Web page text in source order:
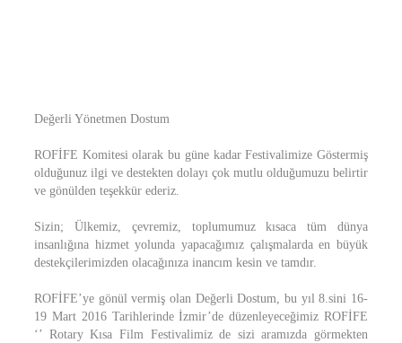
Değerli Yönetmen Dostum
ROFİFE Komitesi olarak bu güne kadar Festivalimize Göstermiş
olduğunuz ilgi ve destekten dolayı çok mutlu olduğumuzu belirtir
ve gönülden teşekkür ederiz.
Sizin; Ülkemiz, çevremiz, toplumumuz kısaca tüm dünya
insanlığına hizmet yolunda yapacağımız çalışmalarda en büyük
destekçilerimizden olacağınıza inancım kesin ve tamdır.
ROFİFE’ye gönül vermiş olan Değerli Dostum, bu yıl 8.sini 16-
19 Mart 2016 Tarihlerinde İzmir’de düzenleyeceğimiz ROFİFE
‘’ Rotary Kısa Film Festivalimiz de sizi aramızda görmekten